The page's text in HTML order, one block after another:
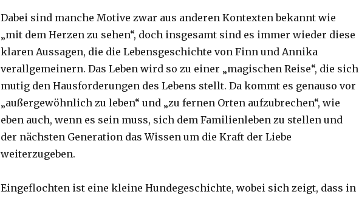
Dabei sind manche Motive zwar aus anderen Kontexten bekannt wie
„mit dem Herzen zu sehen“, doch insgesamt sind es immer wieder diese
klaren Aussagen, die die Lebensgeschichte von Finn und Annika
verallgemeinern. Das Leben wird so zu einer „magischen Reise“, die sich
mutig den Hausforderungen des Lebens stellt. Da kommt es genauso vor
„außergewöhnlich zu leben“ und „zu fernen Orten aufzubrechen“, wie
eben auch, wenn es sein muss, sich dem Familienleben zu stellen und
der nächsten Generation das Wissen um die Kraft der Liebe
weiterzugeben.
Eingeflochten ist eine kleine Hundegeschichte, wobei sich zeigt, dass in